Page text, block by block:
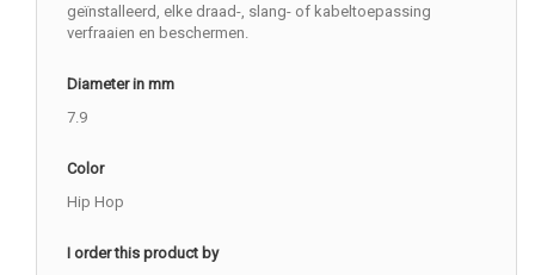
geïnstalleerd, elke draad-, slang- of kabeltoepassing
verfraaien en beschermen.
Diameter in mm
7.9
Color
Hip Hop
I order this product by